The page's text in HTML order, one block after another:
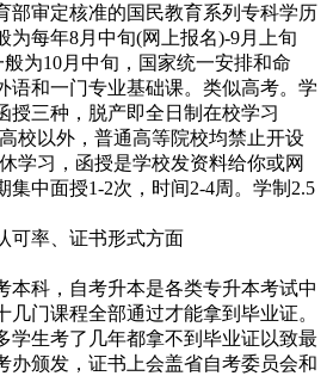
部审定核准的国民教育系列专科学历
为每年8月中旬(网上报名)-9月上旬
为10月中旬，国家统一安排和命
语和一门专业基础课。类似高考。学
授三种，脱产即全日制在校学习
校以外，普通高等院校均禁止开设
学习，函授是学校发资料给你或网
集中面授1-2次，时间2-4周。学制2.5
可率、证书形式方面
本科，自考升本是各类专升本考试中
几门课程全部通过才能拿到毕业证。
学生考了几年都拿不到毕业证以致最
办颁发，证书上会盖省自考委员会和